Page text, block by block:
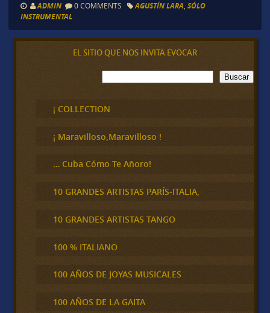
ADMIN 0 COMMENTS AGUSTÍN LARA SÓLO
INSTRUMENTAL
EL SITIO QUE NOS INVITA EVOCAR
B
u
c
a
Buscar
¡ COLLECTION
¡ Maravilloso,Maravilloso !
… Cuba Cómo Te Añoro!
10 GRANDES ARTISTAS PARÍS-ITALIA,
10 GRANDES ARTISTAS TANGO
100 % ITALIANO
100 AÑOS DE JOYAS MUSICALES
100 AÑOS DE LA GAITA